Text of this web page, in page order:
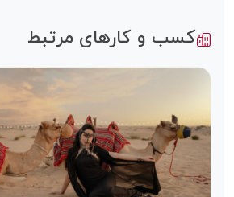
کسب و کارهای مرتبط